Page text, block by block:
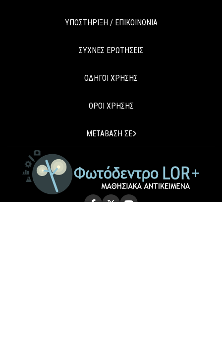
ΥΠΟΣΤΗΡΙΞΗ / ΕΠΙΚΟΙΝΩΝΙΑ
ΣΥΧΝΕΣ ΕΡΩΤΗΣΕΙΣ
ΟΔΗΓΟΙ ΧΡΗΣΗΣ
ΟΡΟΙ ΧΡΗΣΗΣ
ΜΕΤΑΒΑΣΗ ΣΕ